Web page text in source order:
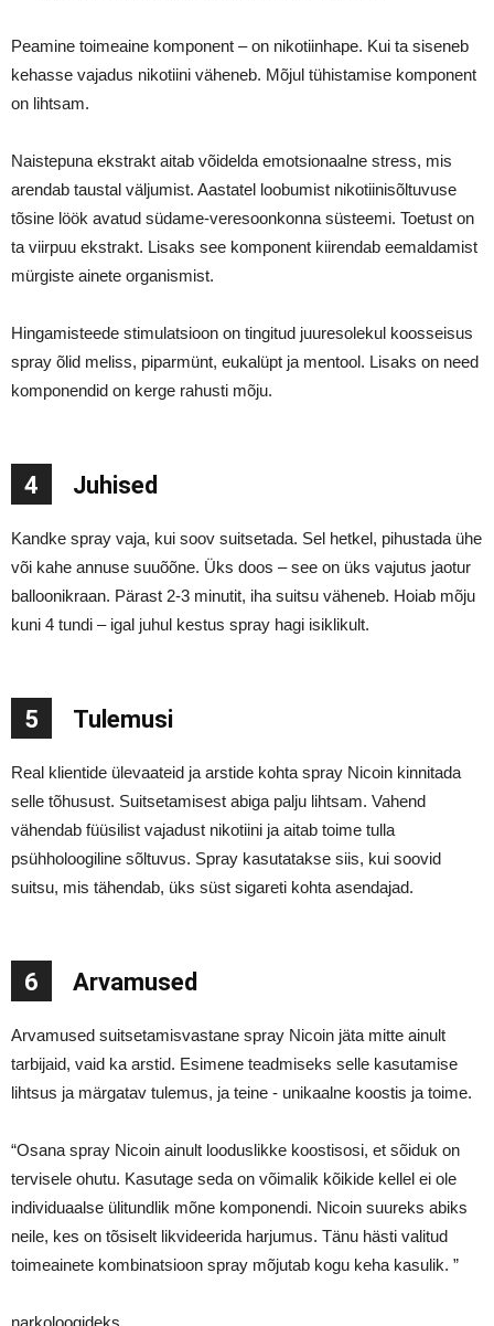
Peamine toimeaine komponent – on nikotiinhape. Kui ta siseneb
kehasse vajadus nikotiini väheneb. Mõjul tühistamise komponent
on lihtsam.
Naistepuna ekstrakt aitab võidelda emotsionaalne stress, mis
arendab taustal väljumist. Aastatel loobumist nikotiinisõltuvuse
tõsine löök avatud südame-veresoonkonna süsteemi. Toetust on
ta viirpuu ekstrakt. Lisaks see komponent kiirendab eemaldamist
mürgiste ainete organismist.
Hingamisteede stimulatsioon on tingitud juuresolekul koosseisus
spray õlid meliss, piparmünt, eukalüpt ja mentool. Lisaks on need
komponendid on kerge rahusti mõju.
4 Juhised
Kandke spray vaja, kui soov suitsetada. Sel hetkel, pihustada ühe
või kahe annuse suuõõne. Üks doos – see on üks vajutus jaotur
balloonikraan. Pärast 2-3 minutit, iha suitsu väheneb. Hoiab mõju
kuni 4 tundi – igal juhul kestus spray hagi isiklikult.
5 Tulemusi
Real klientide ülevaateid ja arstide kohta spray Nicoin kinnitada
selle tõhusust. Suitsetamisest abiga palju lihtsam. Vahend
vähendab füüsilist vajadust nikotiini ja aitab toime tulla
psühholoogiline sõltuvus. Spray kasutatakse siis, kui soovid
suitsu, mis tähendab, üks süst sigareti kohta asendajad.
6 Arvamused
Arvamused suitsetamisvastane spray Nicoin jäta mitte ainult
tarbijaid, vaid ka arstid. Esimene teadmiseks selle kasutamise
lihtsus ja märgatav tulemus, ja teine ​​- unikaalne koostis ja toime.
“Osana spray Nicoin ainult looduslikke koostisosi, et sõiduk on
tervisele ohutu. Kasutage seda on võimalik kõikide kellel ei ole
individuaalse ülitundlik mõne komponendi. Nicoin suureks abiks
neile, kes on tõsiselt likvideerida harjumus. Tänu hästi valitud
toimeainete kombinatsioon spray mõjutab kogu keha kasulik. ”